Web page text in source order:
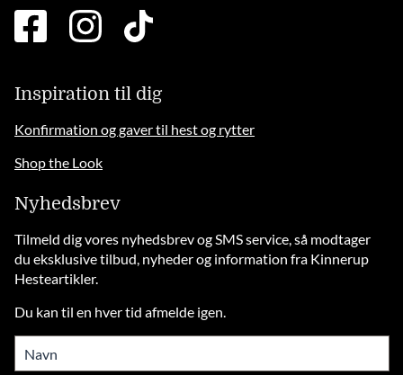
facebook
square
instagramtiktok
Inspiration til dig
Konfirmation og gaver til hest og rytter
Shop the Look
Nyhedsbrev
Tilmeld dig vores nyhedsbrev og SMS service, så modtager
du eksklusive tilbud, nyheder og information fra Kinnerup
Hesteartikler.
Du kan til en hver tid afmelde igen.